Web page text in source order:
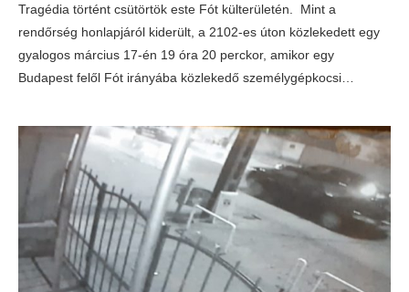
Tragédia történt csütörtök este Fót külterületén. Mint a
rendőrség honlapjáról kiderült, a 2102-es úton közlekedett egy
gyalogos március 17-én 19 óra 20 perckor, amikor egy
Budapest felől Fót irányába közlekedő személygépkocsi…